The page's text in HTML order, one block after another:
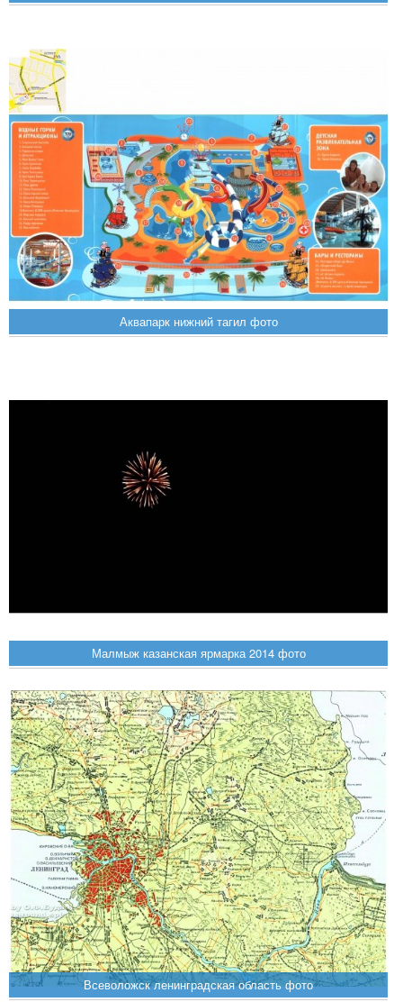
Аквапарк нижний тагил фото
Малмыж казанская ярмарка 2014 фото
Всеволожск ленинградская область фото